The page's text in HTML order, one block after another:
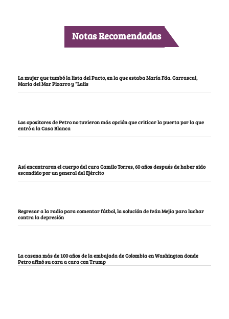
Notas Recomendadas
La mujer que tumbó la lista del Pacto, en la que estaba María Fda. Carrascal,
María del Mar Pizarro y “Lalis
Los opositores de Petro no tuvieron más opción que criticar la puerta por la que
entró a la Casa Blanca
Así encontraron el cuerpo del cura Camilo Torres, 60 años después de haber sido
escondido por un general del Ejército
Regresar a la radio para comentar fútbol, la solución de Iván Mejía para luchar
contra la depresión
La casona más de 100 años de la embajada de Colombia en Washington donde
Petro afinó su cara a cara con Trump